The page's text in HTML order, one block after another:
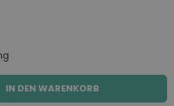
IN DEN WARENKORB